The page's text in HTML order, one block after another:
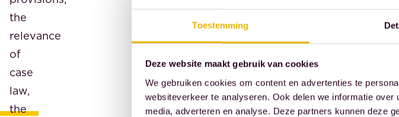
Toestemming
Deze website maakt gebruik van cookies
We gebruiken cookies om content en advertenties te
websiteverkeer te analyseren. Ook delen we informatie
media, adverteren en analyse. Deze partners kunnen deze
the
relevance
of
case
law,
the